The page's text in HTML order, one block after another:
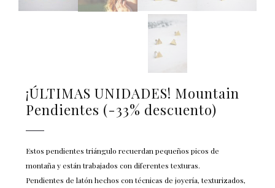
¡ÚLTIMAS UNIDADES! Mountain
Pendientes (-33% descuento)
Estos pendientes triángulo recuerdan pequeños picos de
montaña y están trabajados con diferentes texturas.
Pendientes de latón hechos con técnicas de joyería, texturizados,